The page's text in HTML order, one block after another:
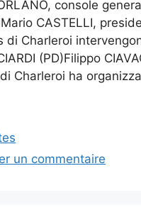
console
CASTELLI,
di Charleroi
(PD)Filippo
Charleroi ha
un commentaire